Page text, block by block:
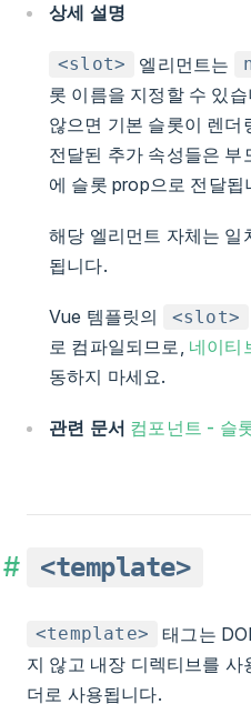
상세 설명
<slot> 엘리먼트는
롯 이름을 지정할 수 있습
않으면 기본 슬롯이 렌더
전달된 추가 속성들은 부
에 슬롯 prop으로 전달됩
해당 엘리먼트 자체는 일
됩니다.
Vue 템플릿의 <slot>
로 컴파일되므로, 네이티
동하지 마세요.
관련 문서 컴포넌트 - 슬
<template>
<template>
태그는
지 않고 내장 디렉티브를
더로 사용됩니다.